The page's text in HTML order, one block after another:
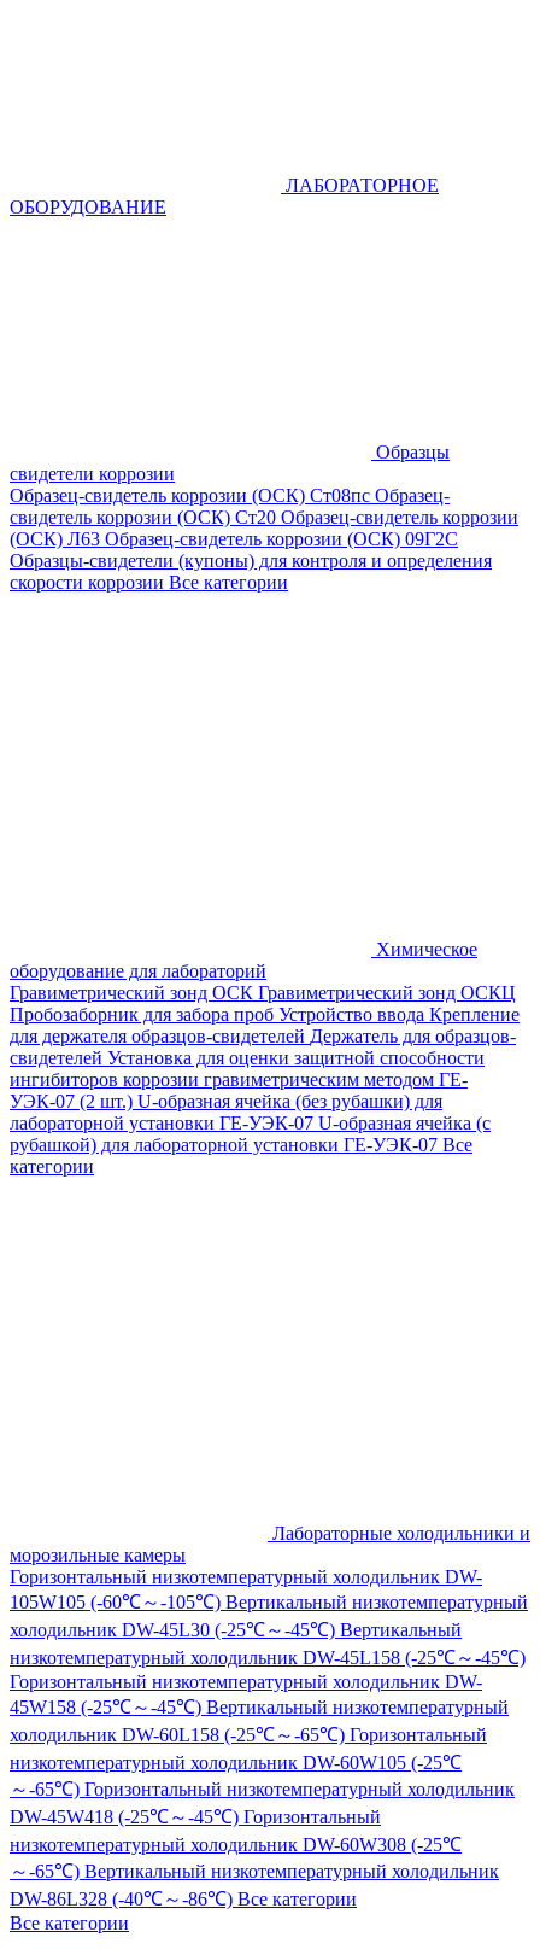
ЛАБОРАТОРНОЕ
ОБОРУДОВАНИЕ
Образцы
свидетели коррозии
Образец-свидетель коррозии (ОСК) Ст08пс Образец-
свидетель коррозии (ОСК) Ст20 Образец-свидетель коррозии
(ОСК) Л63 Образец-свидетель коррозии (ОСК) 09Г2С
Образцы-свидетели (купоны) для контроля и определения
скорости коррозии Все категории
Химическое
оборудование для лабораторий
Гравиметрический зонд ОСК Гравиметрический зонд ОСКЦ
Пробозаборник для забора проб Устройство ввода Крепление
для держателя образцов-свидетелей Держатель для образцов-
свидетелей Установка для оценки защитной способности
ингибиторов коррозии гравиметрическим методом ГЕ-
УЭК-07 (2 шт.) U-образная ячейка (без рубашки) для
лабораторной установки ГЕ-УЭК-07 U-образная ячейка (с
рубашкой) для лабораторной установки ГЕ-УЭК-07 Все
категории
Лабораторные холодильники и
морозильные камеры
Горизонтальный низкотемпературный холодильник DW-
105W105 (-60℃～-105℃) Вертикальный низкотемпературный
холодильник DW-45L30 (-25℃～-45℃) Вертикальный
низкотемпературный холодильник DW-45L158 (-25℃～-45℃)
Горизонтальный низкотемпературный холодильник DW-
45W158 (-25℃～-45℃) Вертикальный низкотемпературный
холодильник DW-60L158 (-25℃～-65℃) Горизонтальный
низкотемпературный холодильник DW-60W105 (-25℃
～-65℃) Горизонтальный низкотемпературный холодильник
DW-45W418 (-25℃～-45℃) Горизонтальный
низкотемпературный холодильник DW-60W308 (-25℃
～-65℃) Вертикальный низкотемпературный холодильник
DW-86L328 (-40℃～-86℃) Все категории
Все категории